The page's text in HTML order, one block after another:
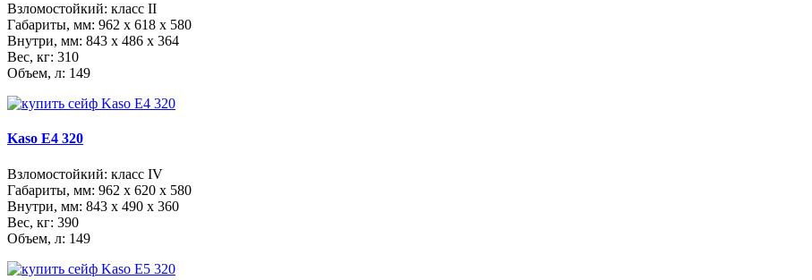
Взломостойкий: класс II
Габариты, мм: 962 x 618 x 580
Внутри, мм: 843 x 486 x 364
Вес, кг: 310
Объем, л: 149
Kaso E4 320
Взломостойкий: класс IV
Габариты, мм: 962 x 620 x 580
Внутри, мм: 843 x 490 x 360
Вес, кг: 390
Объем, л: 149